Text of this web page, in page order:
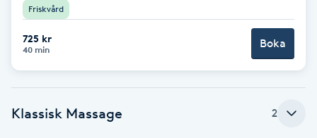
Enzympeeling
Extensions
Extensions borttagning
Friskvård
725 kr
40 min Boka
Klassisk Massage 2